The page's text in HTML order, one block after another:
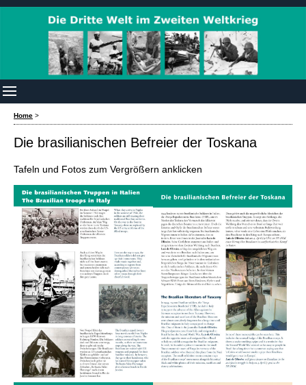
Home >
Die brasilianischen Befreier der Toskana
Tafeln und Fotos zum Vergrößern anklicken